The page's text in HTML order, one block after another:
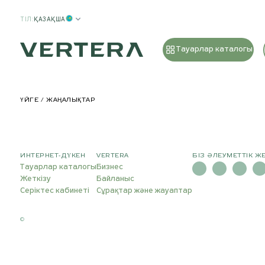
ТІЛ :ҚАЗАҚША
Тауарлар каталогы
ҮЙГЕ ЖАҢАЛЫҚТАР
ИНТЕРНЕТ-ДҮКЕН
Тауарлар каталогы
Жеткізу
Серіктес кабинеті
VERTERA
Бизнес
Байланыс
Сұрақтар және жауаптар
БІЗ ӘЛЕУМЕТТІК
©